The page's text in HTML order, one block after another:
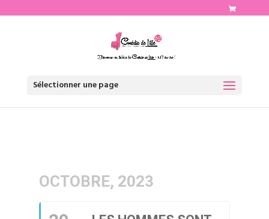
Sélectionner une page
OCTOBRE, 2023